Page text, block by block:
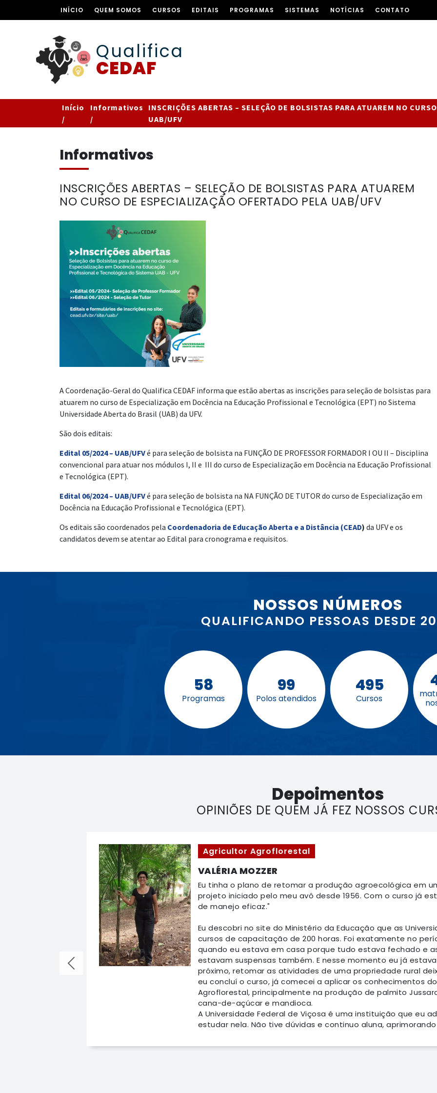
INÍCIO QUEM SOMOS CURSOS EDITAIS PROGRAMAS SISTEMAS NOTÍCIAS CONTATO
Qualifica
CEDAF
Início
/
Informativos
/
INSCRIÇÕES ABERTAS – SELEÇÃO DE BOLSISTAS PARA ATUAREM NO
UAB/UFV
Informativos
INSCRIÇÕES ABERTAS – SELEÇÃO DE BOLSISTAS PARA ATUAREM
NO CURSO DE ESPECIALIZAÇÃO OFERTADO PELA UAB/UFV
A Coordenação-Geral do Qualifica CEDAF informa que estão abertas as inscrições para seleção de bolsistas para
atuarem no curso de Especialização em Docência na Educação Profissional e Tecnológica (EPT) no Sistema
Universidade Aberta do Brasil (UAB) da UFV.
São dois editais:
Edital 05/2024 – UAB/UFVé para seleção de bolsista na FUNÇÃO DE PROFESSOR FORMADOR I OU II – Disciplina
convencional para atuar nos módulos I, II e III do curso de Especialização em Docência na Educação Profissional
e Tecnológica (EPT).
Edital 06/2024 – UAB/UFVé para seleção de bolsista na NA FUNÇÃO DE TUTOR do curso de Especialização em
Docência na Educação Profissional e Tecnológica (EPT).
Os editais são coordenados pela Coordenadoria de Educação Aberta e a Distância (CEAD) da UFV e os
candidatos devem se atentar ao Edital para cronograma e requisitos.
NOSSOS NÚMEROS
QUALIFICANDO PESSOAS DESDE
58
Programas
99
Polos atendidos
495
Cursos
Depoimentos
OPINIÕES DE QUEM JÁ FEZ NOSSOS
Agricultor Agroflorestal
VALÉRIA MOZZER
Eu tinha o plano de retomar a produção agroecológica em
projeto iniciado pelo meu avô desde 1956. Com o curso já
de manejo eficaz."
Eu descobri no site do Ministério da Educação que as
cursos de capacitação de 200 horas. Foi exatamente no
quando eu estava em casa porque tudo estava fechado e
estavam suspensas também. E nesse momento eu já
próximo, retomar as atividades de uma propriedade rural
eu concluí o curso, já comecei a aplicar os conhecimentos
Agroflorestal, principalmente na produção de palmito
cana-de-açúcar e mandioca.
A Universidade Federal de Viçosa é uma instituição que eu
estudar nela. Não tive dúvidas e continuo aluna,